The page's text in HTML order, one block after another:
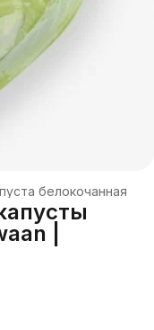
белокочанная
|